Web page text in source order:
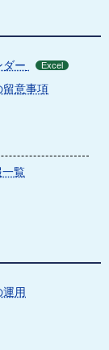
ダー Excel
留意事項
一覧
用